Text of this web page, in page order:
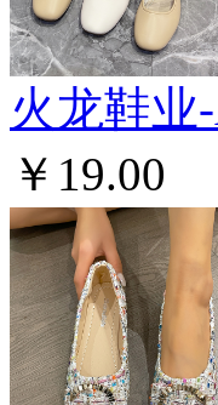
火龙鞋业
￥19.00